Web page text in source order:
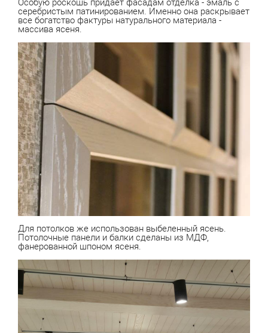
Особую роскошь придает фасадам отделка - эмаль с
серебристым патинированием. Именно она раскрывает
все богатство фактуры натурального материала -
массива ясеня.
Для потолков же использован выбеленный ясень.
Потолочные панели и балки сделаны из МДФ,
фанерованной шпоном ясеня.